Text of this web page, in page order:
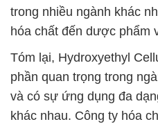
trong nhiều ngành khác
hóa chất đến dược phẩm
Tóm lại, Hydroxyethyl
phần quan trọng trong
và có sự ứng dụng đa
khác nhau. Công ty hóa